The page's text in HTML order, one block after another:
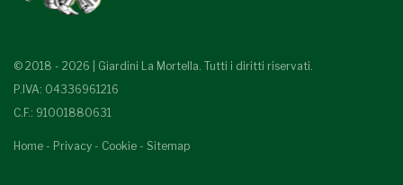
© 2018 - 2026 | Giardini La Mortella. Tutti i diritti riservati.
P.IVA: 04336961216
C.F.: 91001880631
Home - Privacy - Cookie - Sitemap